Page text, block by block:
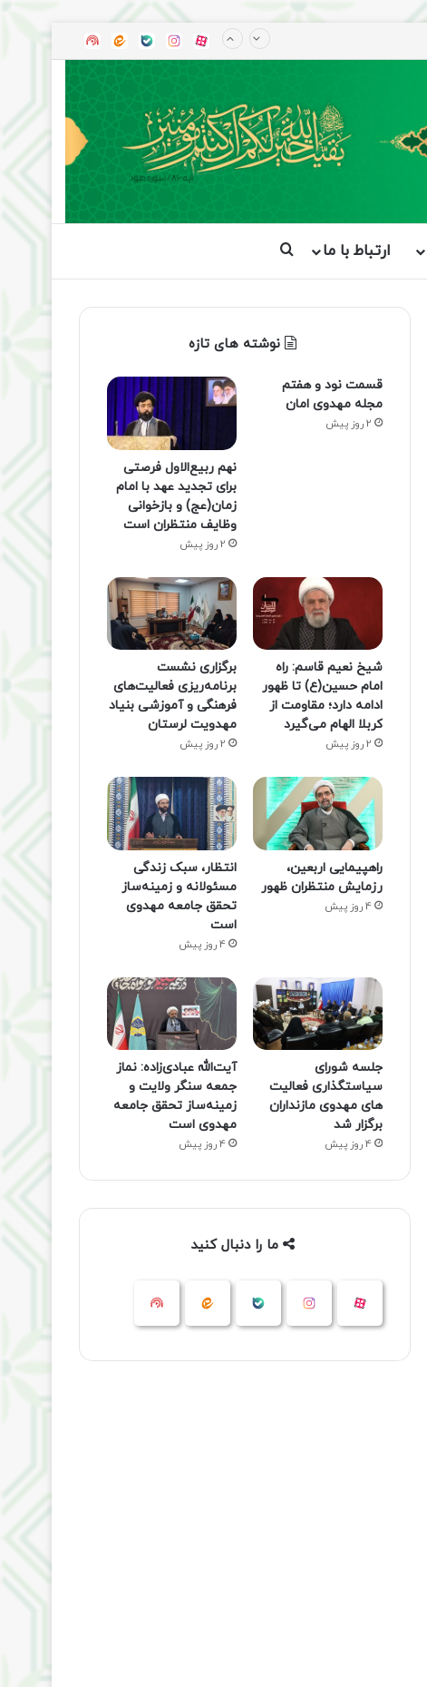
آپاراتاینستاگرام
بله ایتا شنوتو
ارتباط با ما جستجو برای
نوشته های تازه
قسمت نود و هفتم
مجله مهدوی امان
2 روز پیش
نهم ربیع‌الاول فرصتی
برای تجدید عهد با امام
زمان(عج) و بازخوانی
وظایف منتظران است
2 روز پیش
شیخ نعیم قاسم: راه
امام حسین(ع) تا ظهور
ادامه دارد؛ مقاومت از
کربلا الهام می‌گیرد
2 روز پیش
برگزاری نشست
برنامه‌ریزی فعالیت‌های
فرهنگی و آموزشی بنیاد
مهدویت لرستان
2 روز پیش
راهپیمایی اربعین،
رزمایش منتظران ظهور
4 روز پیش
انتظار، سبک زندگی
مسئولانه و زمینه‌ساز
تحقق جامعه مهدوی
است
4 روز پیش
جلسه شورای
سیاستگذاری فعالیت
های مهدوی مازنداران
برگزار شد
4 روز پیش
آیت‌الله عبادی‌زاده: نماز
جمعه سنگر ولایت و
زمینه‌ساز تحقق جامعه
مهدوی است
4 روز پیش
ما را دنبال کنید
آپارات اینستاگرام ایتا